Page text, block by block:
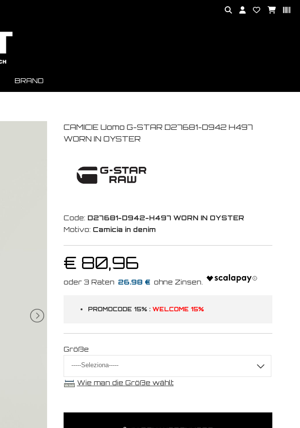
BRAND
CAMICIE Uomo G-STAR D27681-D942 H497
WORN IN OYSTER
Code: D27681-D942-H497 WORN IN OYSTER
Motivo: Camicia in denim
€ 80,96
26.98 €
PROMOCODE 15% : WELCOME 15%
Größe
Wie man die Größe wählt